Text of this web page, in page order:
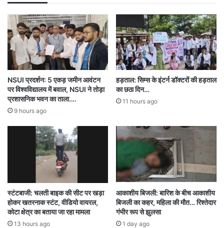
पुरुष कोई भी चुनाव लड़ सकता है।
Chhattisgarh rajniti bilaspur news
नगरीय निकाय बिलासपुर राजनीति
NSUI प्रदर्शन: 5 एकड़ जमीन आवंटन
पर विश्वविद्यालय में बवाल, NSUI ने तोड़ा
प्रशासनिक भवन का ताला….
9 hours ago
हड़ताल: सिम्स के इंटर्न डॉक्टरों की हड़ताल
का छठा दिन…
11 hours ago
स्टंटबाजी: चलती बाइक की सीट पर खड़ा
होकर खतरनाक स्टंट, वीडियो वायरल,
कोटा क्षेत्र का बताया जा रहा मामला
13 hours ago
आकाशीय बिजली: बारिश के बीच आकाशीय
बिजली का कहर, महिला की मौत… रिश्तेदार
गंभीर रूप से झुलसा
1 day ago